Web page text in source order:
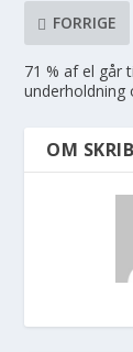
FORRIGE
71 % af el går
underholdning
OM